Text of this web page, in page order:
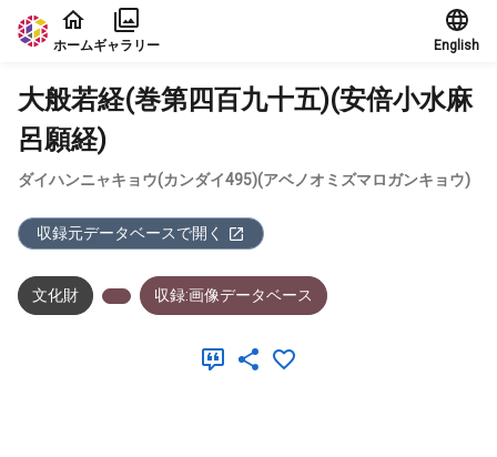
本文に飛ぶ
ホームギャラリー English
大般若経(巻第四百九十五)(安倍小水麻
呂願経)
ダイハンニャキョウ(カンダイ495)(アベノオミズマロガンキョウ)
収録元データベースで開く
文化財 収録:画像データベース